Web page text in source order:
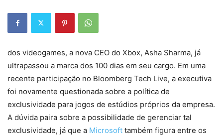
dos videogames, a nova CEO do Xbox, Asha Sharma, já
ultrapassou a marca dos 100 dias em seu cargo. Em uma
recente participação no Bloomberg Tech Live, a executiva
foi novamente questionada sobre a política de
exclusividade para jogos de estúdios próprios da empresa.
A dúvida paira sobre a possibilidade de gerenciar tal
exclusividade, já que a Microsoft também figura entre os